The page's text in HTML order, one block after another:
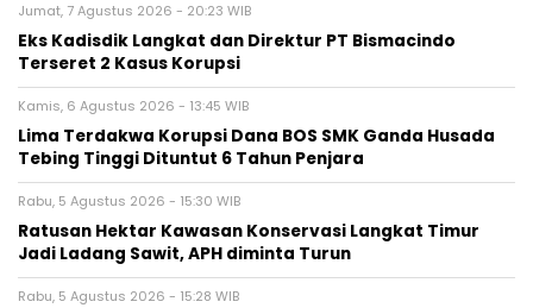
Jumat, 7 Agustus 2026 - 20:23 WIB
Eks Kadisdik Langkat dan Direktur PT Bismacindo
Terseret 2 Kasus Korupsi
Kamis, 6 Agustus 2026 - 13:45 WIB
Lima Terdakwa Korupsi Dana BOS SMK Ganda Husada
Tebing Tinggi Dituntut 6 Tahun Penjara
Rabu, 5 Agustus 2026 - 15:30 WIB
Ratusan Hektar Kawasan Konservasi Langkat Timur
Jadi Ladang Sawit, APH diminta Turun
Rabu, 5 Agustus 2026 - 15:28 WIB